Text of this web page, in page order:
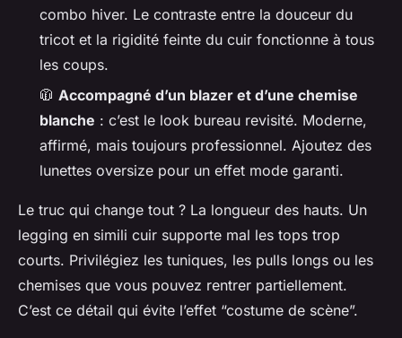
combo hiver. Le contraste entre la douceur du
tricot et la rigidité feinte du cuir fonctionne à tous
les coups.
🧥 Accompagné d’un blazer et d’une chemise
blanche : c’est le look bureau revisité. Moderne,
affirmé, mais toujours professionnel. Ajoutez des
lunettes oversize pour un effet mode garanti.
Le truc qui change tout ? La longueur des hauts. Un
legging en simili cuir supporte mal les tops trop
courts. Privilégiez les tuniques, les pulls longs ou les
chemises que vous pouvez rentrer partiellement.
C’est ce détail qui évite l’effet “costume de scène”.